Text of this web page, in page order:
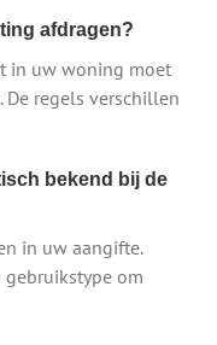
afdragen?
in uw woning moet
regels verschillen
bekend bij de
in uw aangifte.
gebruikstype om